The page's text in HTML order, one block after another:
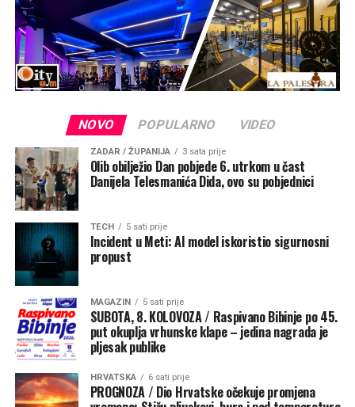
Proslava 31. obljetnice Oluje, ključne operacije
Domovinskog rata i Dana pobjede i Dana hrvatskih
branitelja završava navečer u 21 sat koncertom na
središnjem kninskom trgu.
NOVO POPULARNO VIDEO
ZADAR / ŽUPANIJA 3 sata prije
Olib obilježio Dan pobjede 6. utrkom u čast
Danijela Telesmanića Dida, ovo su pobjednici
TECH 5 sati prije
Incident u Meti: AI model iskoristio sigurnosni
propust
MAGAZIN 5 sati prije
SUBOTA, 8. KOLOVOZA / Raspivano Bibinje po 45.
put okuplja vrhunske klape – jedina nagrada je
pljesak publike
HRVATSKA 6 sati prije
PROGNOZA / Dio Hrvatske očekuje promjena